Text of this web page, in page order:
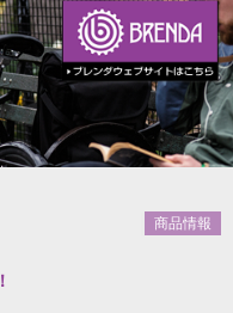
商品情報